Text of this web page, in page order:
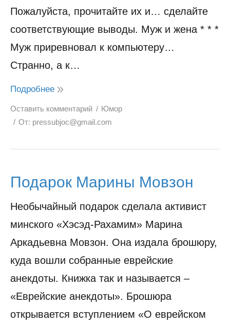
Пожалуйста, прочитайте их и… сделайте
соответствующие выводы. Муж и жена * * *
Муж приревновал к компьютеру…
Странно, а к…
Подробнее
Оставить комментарий
Юмор
От: pressubjoc@gmail.com
Подарок Марины Мовзон
Необычайный подарок сделала активист
минского «Хэсэд-Рахамим» Марина
Аркадьевна Мовзон. Она издала брошюру,
куда вошли собранные еврейские
анекдоты. Книжка так и называется –
«Еврейские анекдоты». Брошюра
открывается вступлением «О еврейском